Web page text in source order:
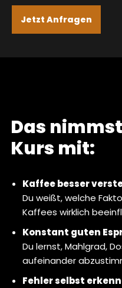
Jetzt Anfragen
Das
Kurs mit:
Kaffee besser
Du weißt, welche
Kaffees wirklich
Konstant guten
Du lernst, Mahlgrad,
aufeinander
Fehler selbst